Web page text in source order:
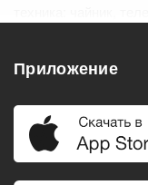
Удобства
Балкон
Приложение